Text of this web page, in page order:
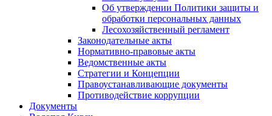
Об утверждении Политики защиты и
обработки персональных данных
Лесохозяйственный регламент
Законодательные акты
Нормативно-правовые акты
Ведомственные акты
Стратегии и Концепции
Правоустанавливающие документы
Противодействие коррупции
Документы